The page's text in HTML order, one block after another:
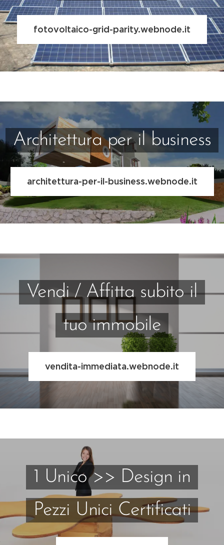
fotovoltaico-grid-parity.webnode.it
Architettura per il business
architettura-per-il-business.webnode.it
Vendi / Affitta subito il
tuo immobile
vendita-immediata.webnode.it
1 Unico >> Design in
Pezzi Unici Certificati